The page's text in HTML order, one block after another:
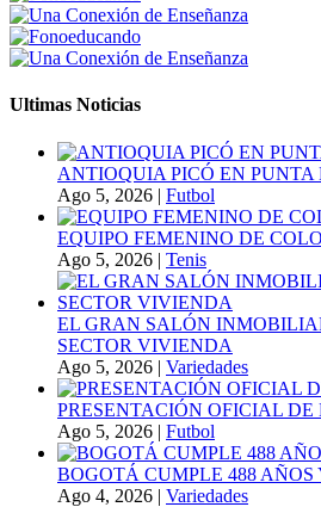
Ultimas Noticias
ANTIOQUIA PICÓ EN
Ago 5, 2026 | Futbol
EQUIPO FEMENINO DE
Ago 5, 2026 | Tenis
EL GRAN SALÓN
SECTOR VIVIENDA
Ago 5, 2026 | Variedades
PRESENTACIÓN OFICIAL
Ago 5, 2026 | Futbol
BOGOTÁ CUMPLE 488
Ago 4, 2026 | Variedades